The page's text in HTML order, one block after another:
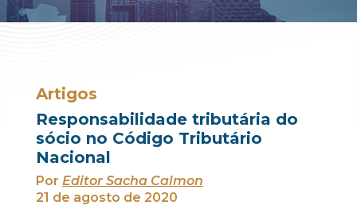
Artigos
Responsabilidade tributária do
sócio no Código Tributário
Nacional
Por Editor Sacha Calmon
21 de agosto de 2020